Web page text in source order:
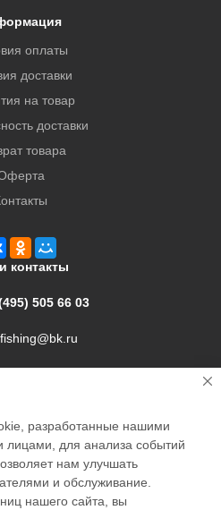
оплаты
доставки
на товар
доставки
товара
контакты
505 66 03
товаров для рыбалки по
разработанные нашими
лицами, для анализа событий
нам улучшать
и обслуживание.
нашего сайта, вы